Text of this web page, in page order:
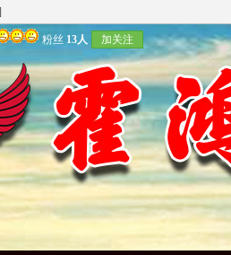
粉丝 13人 加关注